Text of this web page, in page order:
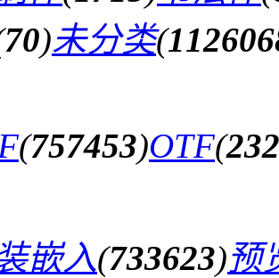
70)未分类(
(757453)OTF(
嵌入(733623)预